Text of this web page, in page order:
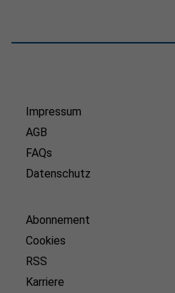
Impressum
AGB
FAQs
Datenschutz
Abonnement
Cookies
RSS
Karriere